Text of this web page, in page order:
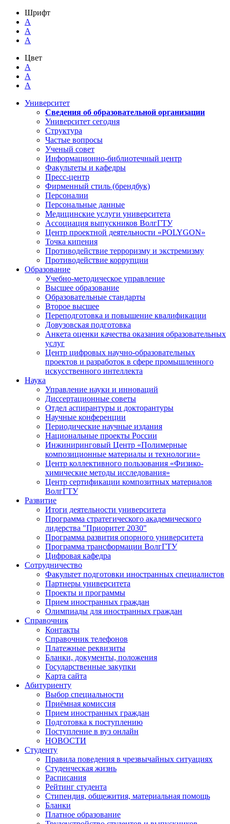
Шрифт
A
A
A
Цвет
A
A
A
Университет
Сведения об образовательной организации
Университет сегодня
Структура
Частые вопросы
Ученый совет
Информационно-библиотечный центр
Факультеты и кафедры
Пресс-центр
Фирменный стиль (брендбук)
Персоналии
Персональные данные
Медицинские услуги университета
Ассоциация выпускников ВолгГТУ
Центр проектной деятельности «POLYGON»
Точка кипения
Противодействие терроризму и экстремизму
Противодействие коррупции
Образование
Учебно-методическое управление
Высшее образование
Образовательные стандарты
Второе высшее
Переподготовка и повышение квалификации
Довузовская подготовка
Анкета оценки качества оказания образовательных
услуг
Центр цифровых научно-образовательных
проектов и разработок в сфере промышленного
искусственного интеллекта
Наука
Управление науки и инноваций
Диссертационные советы
Отдел аспирантуры и докторантуры
Научные конференции
Периодические научные издания
Национальные проекты России
Инжиниринговый Центр «Полимерные
композиционные материалы и технологии»
Центр коллективного пользования «Физико-
химические методы исследования»
Центр сертификации композитных материалов
ВолгГТУ
Развитие
Итоги деятельности университета
Программа стратегического академического
лидерства "Приоритет 2030"
Программа развития опорного университета
Программа трансформации ВолгГТУ
Цифровая кафедра
Сотрудничество
Факультет подготовки иностранных специалистов
Партнеры университета
Проекты и программы
Прием иностранных граждан
Олимпиады для иностранных граждан
Справочник
Контакты
Справочник телефонов
Платежные реквизиты
Бланки, документы, положения
Государственные закупки
Карта сайта
Абитуриенту
Выбор специальности
Приёмная комиссия
Прием иностранных граждан
Подготовка к поступлению
Поступление в вуз онлайн
НОВОСТИ
Студенту
Правила поведения в чрезвычайных ситуациях
Студенческая жизнь
Расписания
Рейтинг студента
Стипендия, общежития, материальная помощь
Бланки
Платное образование